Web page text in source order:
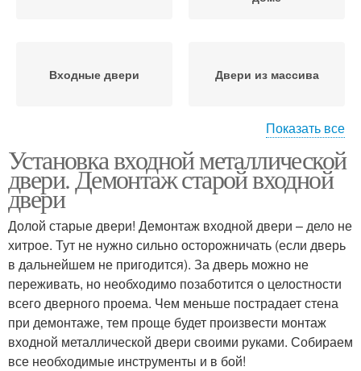
Входные двери Двери из массива
Металлические двери Внутренние двери
Каркасные двери Двери в доме
Двери в квартиру
Двери без
профессиональной
помощи
Показать все
Установка входной металлической
двери. Демонтаж старой входной
двери
Долой старые двери! Демонтаж входной двери – дело не
хитрое. Тут не нужно сильно осторожничать (если дверь
в дальнейшем не пригодится). За дверь можно не
переживать, но необходимо позаботится о целостности
всего дверного проема. Чем меньше пострадает стена
при демонтаже, тем проще будет произвести монтаж
входной металлической двери своими руками. Собираем
все необходимые инструменты и в бой!